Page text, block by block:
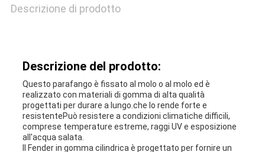
CASI
DEL
SITO
PRIVACY
Descrizione di prodotto
Descrizione del prodotto:
Questo parafango è fissato al molo o al molo ed è
realizzato con materiali di gomma di alta qualità
progettati per durare a lungo.che lo rende forte e
resistentePuò resistere a condizioni climatiche difficili,
comprese temperature estreme, raggi UV e esposizione
all'acqua salata.
Il Fender in gomma cilindrica è progettato per fornire un